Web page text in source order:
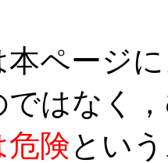
本ページ
はなく
危険とい